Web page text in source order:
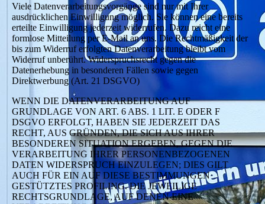
Viele Datenverarbeitungsvorgänge sind nur mit Ihrer
ausdrücklichen Einwilligung möglich. Sie können eine bereits
erteilte Einwilligung jederzeit widerrufen. Dazu reicht eine
formlose Mitteilung per E-Mail an uns. Die Rechtmäßigkeit der
bis zum Widerruf erfolgten Datenverarbeitung bleibt vom
Widerruf unberührt. Widerspruchsrecht gegen die
Datenerhebung in besonderen Fällen sowie gegen
Direktwerbung (Art. 21 DSGVO)
WENN DIE DATENVERARBEITUNG AUF
GRUNDLAGE VON ART. 6 ABS. 1 LIT. E ODER F
DSGVO ERFOLGT, HABEN SIE JEDERZEIT DAS
RECHT, AUS GRÜNDEN, DIE SICH AUS IHRER
BESONDEREN SITUATION ERGEBEN, GEGEN DIE
VERARBEITUNG IHRER PERSONENBEZOGENEN
DATEN WIDERSPRUCH EINZULEGEN; DIES GILT
AUCH FÜR EIN AUF DIESE BESTIMMUNGEN
GESTÜTZTES PROFILING. DIE JEWEILIGE
RECHTSGRUNDLAGE, AUF DENEN EINE